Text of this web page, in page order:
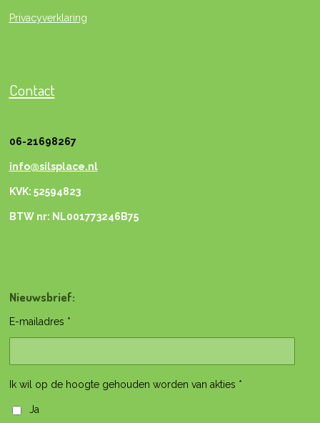
Privacyverklaring
Contact
06-21698267
info@silsplace.nl
KVK: 52594823
BTW nr: NL001773246B75
Nieuwsbrief:
E-mailadres *
Ik wil op de hoogte gehouden worden van akties *
Ja